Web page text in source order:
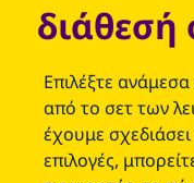
διάθεσή
Επιλέξτε
από το σετ των
έχουμε
επιλογές,